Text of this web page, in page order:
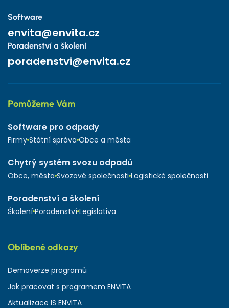
Software
envita@envita.cz
Poradenství a školení
poradenstvi@envita.cz
Pomůžeme Vám
Software pro odpady
Firmy Státní správa Obce a města
Chytrý systém svozu odpadů
Obce, města Svozové společnosti Logistické společnosti
Poradenství a školení
Školení Poradenství Legislativa
Oblíbené odkazy
Demoverze programů
Jak pracovat s programem ENVITA
Aktualizace IS ENVITA